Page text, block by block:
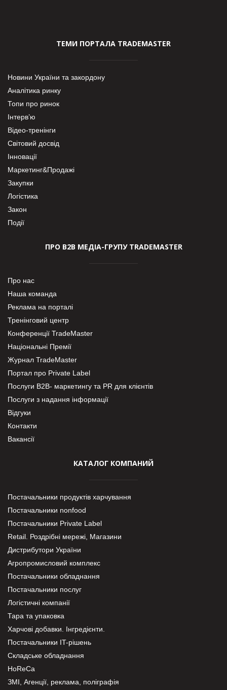
ТЕМИ ПОРТАЛА TRADEMASTER
Новини України та закордону
Аналітика ринку
Топи про ринок
Інтерв’ю
Відео-тренінги
Світовий досвід
Інновації
Маркетинг&Продажі
Закупки
Логістика
Закон
Події
ПРО В2В МЕДІА-ГРУПУ TRADEMASTER
Про нас
Наша команда
Реклама на порталі
Тренінговий центр
Конференції TradeMaster
Національні Премії
Журнал TradeMaster
Портал про Private Label
Послуги В2В- маркетингу та PR для клієнтів
Послуги з надання інформації
Відгуки
Контакти
Вакансії
КАТАЛОГ КОМПАНИЙ
Постачальники продуктів харчування
Постачальники nonfood
Постачальники Private Label
Retail. Роздрібні мережі, Магазини
Дистрибутори України
Агропромисловий комплекс
Постачальники обладнання
Постачальники послуг
Логістичні компанії
Тара та упаковка
Харчові добавки. Інгредієнти.
Постачальники IT-рішень
Складське обладнання
HoReCa
ЗМІ, Агенції, реклама, поліграфія